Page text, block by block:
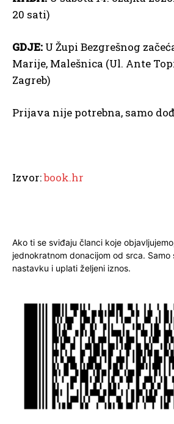
20 sati)
GDJE: U Župi Bezgrešnog
Marije, Malešnica (Ul. Ante
Zagreb)
Prijava nije potrebna, samo
Izvor:book.hr
Ako ti se sviđaju članci koje
jednokratnom donacijom od srca. Samo
nastavku i uplati željeni iznos.